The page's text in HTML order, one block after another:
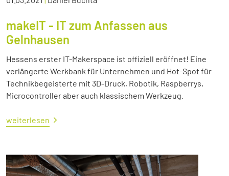
makeIT - IT zum Anfassen aus
Gelnhausen
Hessens erster IT-Makerspace ist offiziell eröffnet! Eine
verlängerte Werkbank für Unternehmen und Hot-Spot für
Technikbegeisterte mit 3D-Druck, Robotik, Raspberrys,
Microcontroller aber auch klassischem Werkzeug.
weiterlesen